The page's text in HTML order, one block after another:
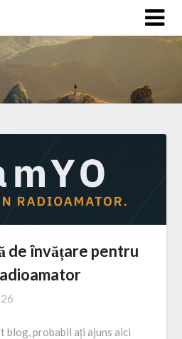
de învățare pentru
blog, probabil ați ajuns aici